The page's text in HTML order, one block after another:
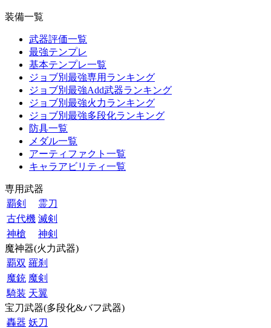
装備一覧
武器評価一覧
最強テンプレ
基本テンプレ一覧
ジョブ別最強専用ランキング
ジョブ別最強Add武器ランキング
ジョブ別最強火力ランキング
ジョブ別最強多段化ランキング
防具一覧
メダル一覧
アーティファクト一覧
キャラアビリティ一覧
専用武器
覇剣
霊刀
古代機 滅剣
神槍
神剣
魔神器(火力武器)
覇双 羅刹
魔銃 魔剣
騎装 天翼
宝刀武器(多段化&バフ武器)
轟器 妖刀